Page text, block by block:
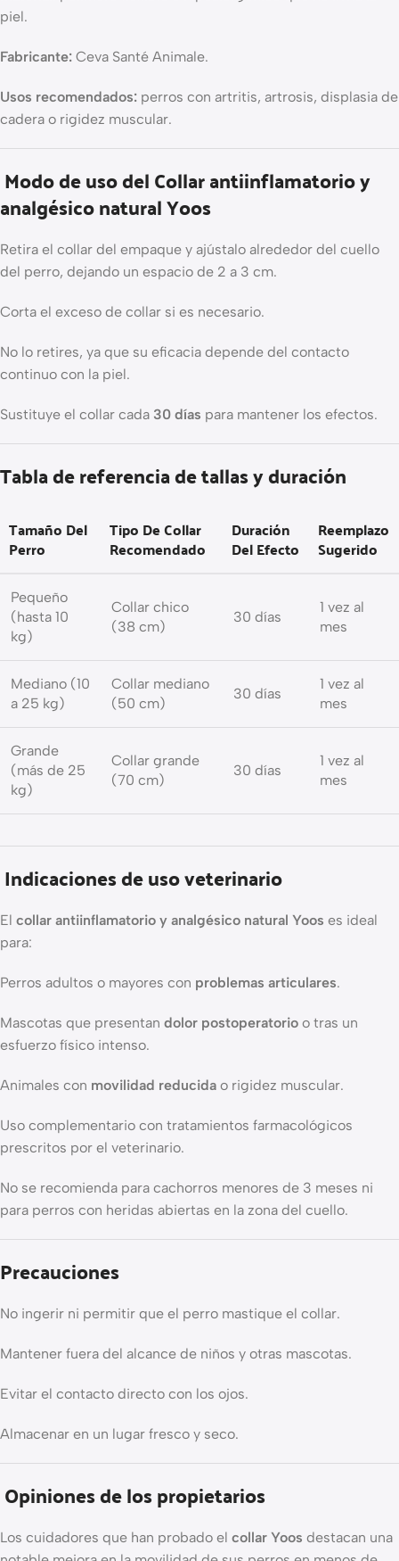
piel.
Fabricante: Ceva Santé Animale.
Usos recomendados: perros con artritis, artrosis, displasia de
cadera o rigidez muscular.
Modo de uso del Collar antiinflamatorio y
analgésico natural Yoos
Retira el collar del empaque y ajústalo alrededor del cuello
del perro, dejando un espacio de 2 a 3 cm.
Corta el exceso de collar si es necesario.
No lo retires, ya que su eficacia depende del contacto
continuo con la piel.
Sustituye el collar cada 30 días para mantener los efectos.
Tabla de referencia de tallas y duración
Tamaño Del
Perro
Tipo De Collar
Recomendado
Duración
Del Efecto
Reemplazo
Sugerido
Pequeño
(hasta 10
kg)
Collar chico
(38 cm)
30 días
1 vez al
mes
Mediano (10
a 25 kg)
Collar mediano
(50 cm)
30 días
1 vez al
mes
Grande
(más de 25
kg)
Collar grande
(70 cm)
30 días
1 vez al
mes
Indicaciones de uso veterinario
El collar antiinflamatorio y analgésico natural Yoos es ideal
para:
Perros adultos o mayores con problemas articulares.
Mascotas que presentan dolor postoperatorio o tras un
esfuerzo físico intenso.
Animales con movilidad reducida o rigidez muscular.
Uso complementario con tratamientos farmacológicos
prescritos por el veterinario.
No se recomienda para cachorros menores de 3 meses ni
para perros con heridas abiertas en la zona del cuello.
Precauciones
No ingerir ni permitir que el perro mastique el collar.
Mantener fuera del alcance de niños y otras mascotas.
Evitar el contacto directo con los ojos.
Almacenar en un lugar fresco y seco.
Opiniones de los propietarios
Los cuidadores que han probado el collar Yoos destacan una